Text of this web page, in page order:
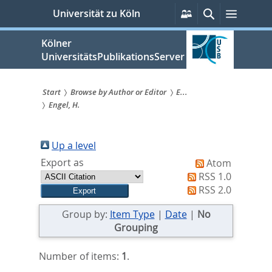
springen
Universität zu Köln
Persönliche
Services
Suche
Kölner
UniversitätsPublikationsServer
Sie
sind
hier:
Start Browse by Author or Editor
E...
Engel, H.
Up a level
Export as
Atom
RSS 1.0
RSS 2.0
Group by: Item Type| Date| No
Grouping
Number of items: 1.